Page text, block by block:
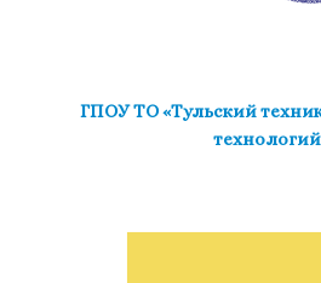
ГПОУ ТО «Тульский